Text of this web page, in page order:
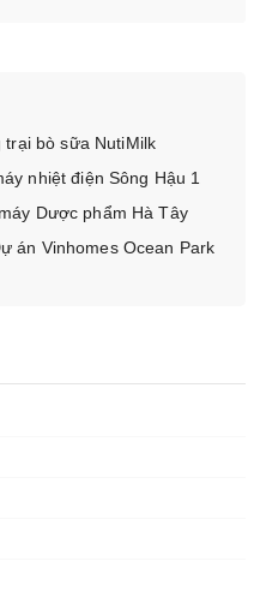
trại bò sữa NutiMilk
nhiệt điện Sông Hậu 1
Dược phẩm Hà Tây
án Vinhomes Ocean Park